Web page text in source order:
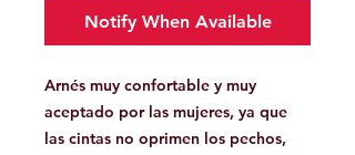
Notify When Available
Arnés muy confortable y muy
aceptado por las mujeres, ya que
las cintas no oprimen los pechos,